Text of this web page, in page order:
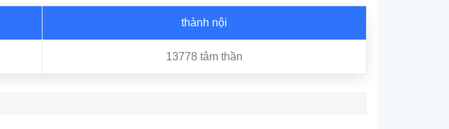
thành nội
13778 tâm thần